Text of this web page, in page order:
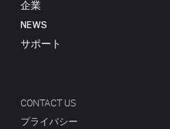
企業
NEWS
サポート
CONTACT US
プライバシー